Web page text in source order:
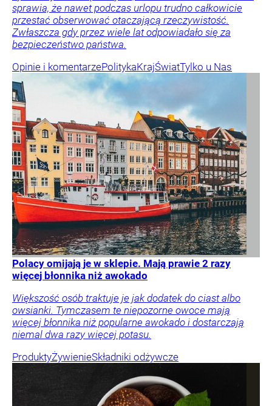
sprawia, że nawet podczas urlopu trudno całkowicie
przestać obserwować otaczającą rzeczywistość.
Zwłaszcza gdy przez wiele lat odpowiadało się za
bezpieczeństwo państwa.
Opinie i komentarzePolitykaKrajŚwiatTylko u Nas
Polacy omijają je w sklepie. Mają prawie 2 razy
więcej błonnika niż awokado
Większość osób traktuje je jak dodatek do ciast albo
owsianki. Tymczasem te niepozorne owoce mają
więcej błonnika niż popularne awokado i dostarczają
niemal dwa razy więcej potasu.
ProduktyŻywienieSkładniki odżywcze